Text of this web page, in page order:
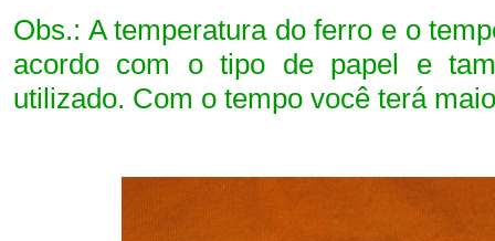
Obs.: A temperatura do ferro e o
acordo com o tipo de papel e
utilizado. Com o tempo você terá